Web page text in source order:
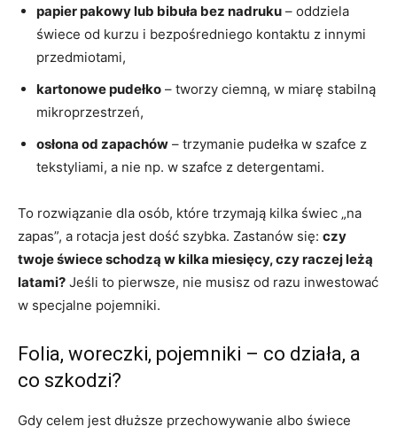
papier pakowy lub bibuła bez nadruku – oddziela
świece od kurzu i bezpośredniego kontaktu z innymi
przedmiotami,
kartonowe pudełko – tworzy ciemną, w miarę stabilną
mikroprzestrzeń,
osłona od zapachów – trzymanie pudełka w szafce z
tekstyliami, a nie np. w szafce z detergentami.
To rozwiązanie dla osób, które trzymają kilka świec „na
zapas”, a rotacja jest dość szybka. Zastanów się: czy
twoje świece schodzą w kilka miesięcy, czy raczej leżą
latami? Jeśli to pierwsze, nie musisz od razu inwestować
w specjalne pojemniki.
Folia, woreczki, pojemniki – co działa, a
co szkodzi?
Gdy celem jest dłuższe przechowywanie albo świece